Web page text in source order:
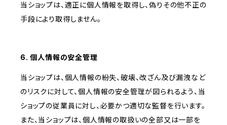
当ショップは、適正に個人情報を取得し、偽りその他不正の
手段により取得しません。
6. 個人情報の安全管理
当ショップは、個人情報の紛失、破壊、改ざん及び漏洩など
のリスクに対して、個人情報の安全管理が図られるよう、当
ショップの従業員に対し、必要かつ適切な監督を行います。
また、当ショップは、個人情報の取扱いの全部又は一部を